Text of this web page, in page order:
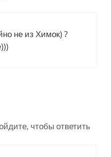
не из Химок) ?
чтобы ответить